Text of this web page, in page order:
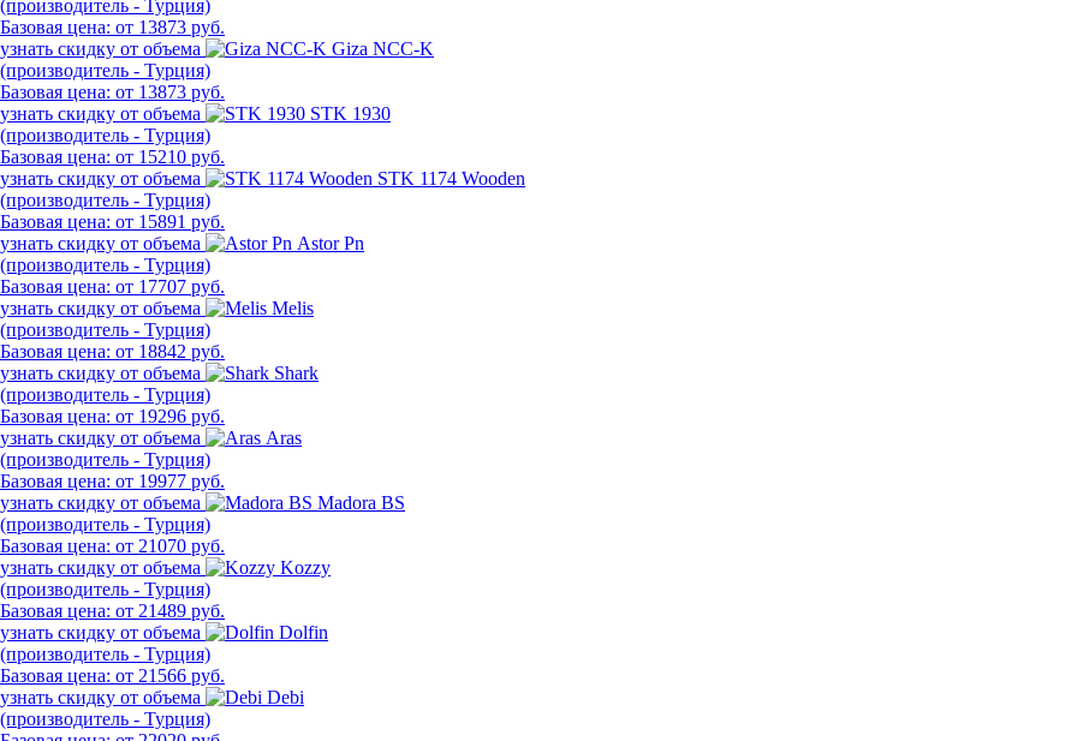
(производитель - Турция)
Базовая цена: от 13873 руб.
узнать скидку от объема
Giza NCC-K
(производитель - Турция)
Базовая цена: от 13873 руб.
узнать скидку от объема
STK 1930
(производитель - Турция)
Базовая цена: от 15210 руб.
узнать скидку от объема
STK 1174 Wooden
(производитель - Турция)
Базовая цена: от 15891 руб.
узнать скидку от объема
Astor Pn
(производитель - Турция)
Базовая цена: от 17707 руб.
узнать скидку от объема
Melis
(производитель - Турция)
Базовая цена: от 18842 руб.
узнать скидку от объема
Shark
(производитель - Турция)
Базовая цена: от 19296 руб.
узнать скидку от объема
Aras
(производитель - Турция)
Базовая цена: от 19977 руб.
узнать скидку от объема
Madora BS
(производитель - Турция)
Базовая цена: от 21070 руб.
узнать скидку от объема
Kozzy
(производитель - Турция)
Базовая цена: от 21489 руб.
узнать скидку от объема
Dolfin
(производитель - Турция)
Базовая цена: от 21566 руб.
узнать скидку от объема
Debi
(производитель - Турция)